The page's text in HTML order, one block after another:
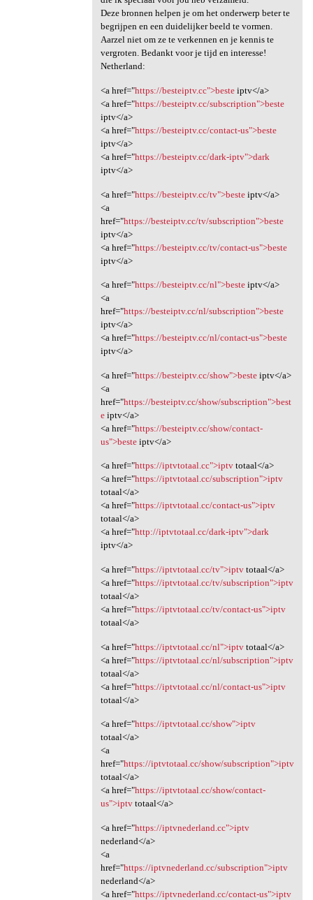
Deze bronnen helpen je om het onderwerp beter te
begrijpen en een duidelijker beeld te vormen.
Aarzel niet om ze te verkennen en je kennis te
vergroten. Bedankt voor je tijd en interesse!
Netherland:
<a href="https://besteiptv.cc">besteiptv</a>
<a href="https://besteiptv.cc/subscription">beste
iptv</a>
<a href="https://besteiptv.cc/contact-us">beste
iptv</a>
<a href="https://besteiptv.cc/dark-iptv">dark
iptv</a>
<a href="https://besteiptv.cc/tv">besteiptv</a>
<a
href="https://besteiptv.cc/tv/subscription">beste
iptv</a>
<a href="https://besteiptv.cc/tv/contact-us">beste
iptv</a>
<a href="https://besteiptv.cc/nl">besteiptv</a>
<a
href="https://besteiptv.cc/nl/subscription">beste
iptv</a>
<a href="https://besteiptv.cc/nl/contact-us">beste
iptv</a>
<a href="https://besteiptv.cc/show">besteiptv</a>
<a
href="https://besteiptv.cc/show/subscription">best
eiptv</a>
<a href="https://besteiptv.cc/show/contact-
us">besteiptv</a>
<a href="https://iptvtotaal.cc">iptvtotaal</a>
<a href="https://iptvtotaal.cc/subscription">iptv
totaal</a>
<a href="https://iptvtotaal.cc/contact-us">iptv
totaal</a>
<a href="http://iptvtotaal.cc/dark-iptv">dark
iptv</a>
<a href="https://iptvtotaal.cc/tv">iptvtotaal</a>
<a href="https://iptvtotaal.cc/tv/subscription">iptv
totaal</a>
<a href="https://iptvtotaal.cc/tv/contact-us">iptv
totaal</a>
<a href="https://iptvtotaal.cc/nl">iptvtotaal</a>
<a href="https://iptvtotaal.cc/nl/subscription">iptv
totaal</a>
<a href="https://iptvtotaal.cc/nl/contact-us">iptv
totaal</a>
<a href="https://iptvtotaal.cc/show">iptv
totaal</a>
<a
href="https://iptvtotaal.cc/show/subscription">iptv
totaal</a>
<a href="https://iptvtotaal.cc/show/contact-
us">iptvtotaal</a>
<a href="https://iptvnederland.cc">iptv
nederland</a>
<a
href="https://iptvnederland.cc/subscription">iptv
nederland</a>
<a href="https://iptvnederland.cc/contact-us">iptv